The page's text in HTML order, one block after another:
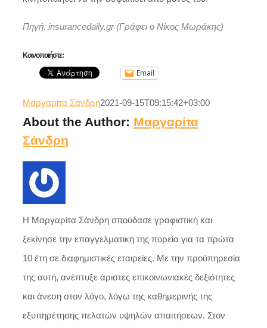
Πηγή: insurancedaily.gr(Γράφει ο Νίκος Μωράκης)
Κοινοποιήστε:
Email
Μαργαρίτα Σάνδρη2021-09-15T09:15:42+03:00
About the Author: Μαργαρίτα
Σάνδρη
Η Μαργαρίτα Σάνδρη σπούδασε γραφιστική και
ξεκίνησε την επαγγελματική της πορεία για τα πρώτα
10 έτη σε διαφημιστικές εταιρείες. Με την προϋπηρεσία
της αυτή, ανέπτυξε άριστες επικοινωνιακές δεξιότητες
και άνεση στον λόγο, λόγω της καθημερινής της
εξυπηρέτησης πελατών υψηλών απαιτήσεων. Στον